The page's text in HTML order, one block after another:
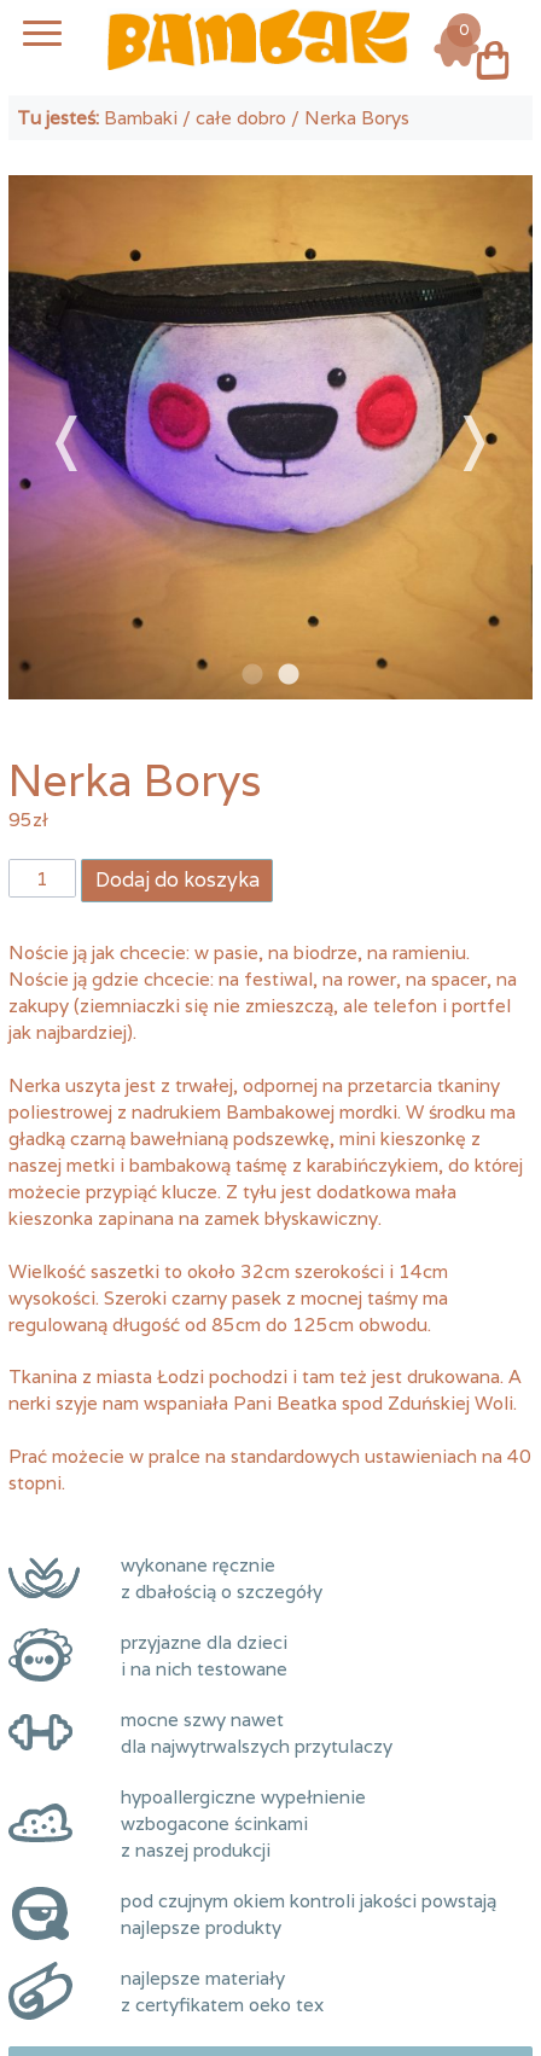
Tu jesteś: Bambaki /całe dobro / Nerka Borys
Nerka Borys
95zł
ilość
Nerka
Dodaj do koszyka
Noście ją jak chcecie: w pasie, na biodrze, na ramieniu.
Noście ją gdzie chcecie: na festiwal, na rower, na spacer, na
zakupy (ziemniaczki się nie zmieszczą, ale telefon i portfel
jak najbardziej).
Nerka uszyta jest z trwałej, odpornej na przetarcia tkaniny
poliestrowej z nadrukiem Bambakowej mordki. W środku ma
gładką czarną bawełnianą podszewkę, mini kieszonkę z
naszej metki i bambakową taśmę z karabińczykiem, do której
możecie przypiąć klucze. Z tyłu jest dodatkowa mała
kieszonka zapinana na zamek błyskawiczny.
Wielkość saszetki to około 32cm szerokości i 14cm
wysokości. Szeroki czarny pasek z mocnej taśmy ma
regulowaną długość od 85cm do 125cm obwodu.
Tkanina z miasta Łodzi pochodzi i tam też jest drukowana. A
nerki szyje nam wspaniała Pani Beatka spod Zduńskiej Woli.
Prać możecie w pralce na standardowych ustawieniach na 40
stopni.
wykonane ręcznie
z dbałością o szczegóły
przyjazne dla dzieci
i na nich testowane
mocne szwy nawet
dla najwytrwalszych przytulaczy
hypoallergiczne wypełnienie
wzbogacone ścinkami
z naszej produkcji
pod czujnym okiem kontroli jakości powstają
najlepsze produkty
najlepsze materiały
z certyfikatem oeko tex
Log in
0